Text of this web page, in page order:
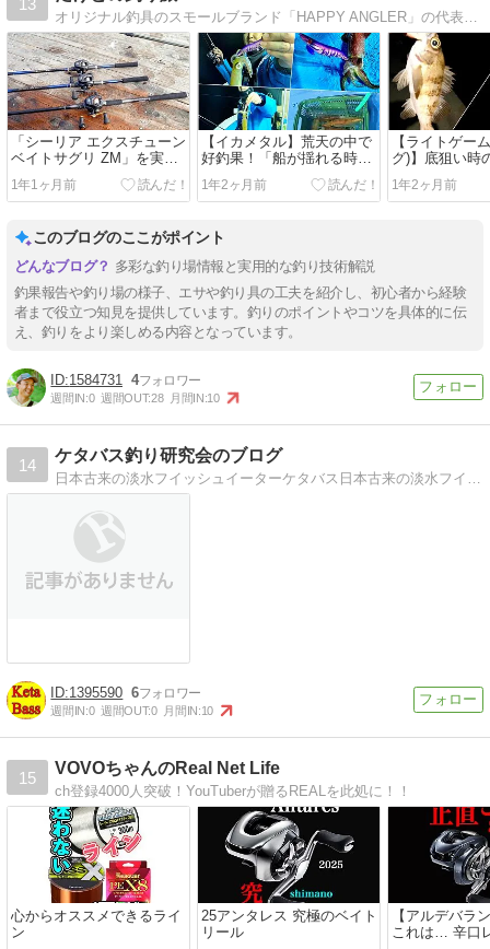
13
オリジナル釣具のスモールブランド「HAPPY ANGLER」の代表HNたけとが送る釣行レポートを主とした釣りブログです。
「シーリア エクスチューン
ベイトサグリ ZM」を実釣
インプレッション！「釣り
おじさん即掛脈釣りSP」と
比較|海上釣堀in辨屋
1年1ヶ月前
【イカメタル】荒天の中で
好釣果！「船が揺れる時の
リグ設定」と「魚がアタリ
まくる時のカラー選択」に
ついて紹介in福井
1年2ヶ月前
【ライトゲー
グ)】底狙い時
バル|それぞれ
いを紹介in家
1年2ヶ月前
このブログのここがポイント
多彩な釣り場情報と実用的な釣り技術解説
釣果報告や釣り場の様子、エサや釣り具の工夫を紹介し、初心者から経験
者まで役立つ知見を提供しています。釣りのポイントやコツを具体的に伝
え、釣りをより楽しめる内容となっています。
1584731 4
週間IN:0 週間OUT:28 月間IN:10
14
ケタバス釣り研究会のブログ
1395590 6
週間IN:0 週間OUT:0 月間IN:10
15
VOVOちゃんのReal Net Life
ch登録4000人突破！YouTuberが贈るREALを此処に！！
心からオススメできるライ
ン
25アンタレス 究極のベイト
リール
【アルデバラ
これは… 辛口